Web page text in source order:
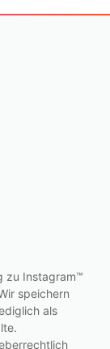
zu Instagram™
speichern
als